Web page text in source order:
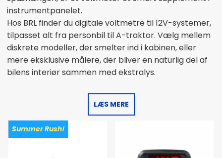
instrumentpanelet.
Hos BRL finder du digitale voltmetre til 12V-systemer,
tilpasset alt fra personbil til A-traktor. Vælg mellem
diskrete modeller, der smelter ind i kabinen, eller
mere eksklusive målere, der bliver en naturlig del af
bilens interiør sammen med ekstralys.
LÆS MERE
Summer Rush!